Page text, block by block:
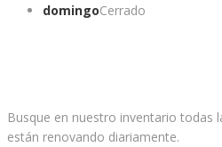
domingoCerrado
Busque en nuestro inventario todas
están renovando diariamente.